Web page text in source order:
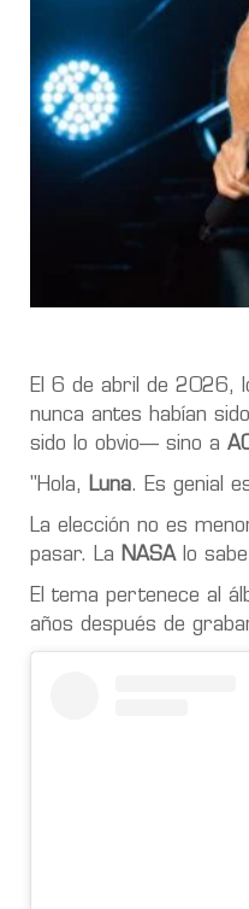
El 6 de abril de 2026,
nunca antes habían
sido lo obvio— sino a
"Hola, Luna. Es genial
La elección no es
pasar. La
NASAlo
El tema pertenece al
años después de